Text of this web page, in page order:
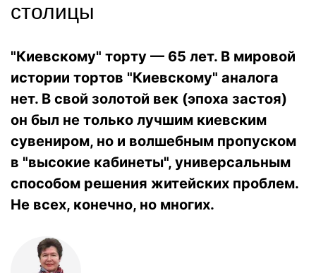
столицы
"Киевскому" торту — 65 лет. В мировой
истории тортов "Киевскому" аналога
нет. В свой золотой век (эпоха застоя)
он был не только лучшим киевским
сувениром, но и волшебным пропуском
в "высокие кабинеты", универсальным
способом решения житейских проблем.
Не всех, конечно, но многих.